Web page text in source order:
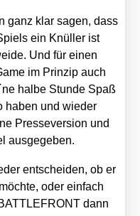
ganz klar sagen, dass
ein Knül­ler ist
Und für einen
im Prin­zip auch
hal­be Stun­de Spaß
haben und wie­der
Pres­se­ver­si­on und
aus­ge­ge­ben.
ent­schei­den, ob er
oder ein­fach
dann